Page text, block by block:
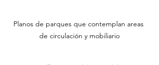
Planos de parques que contemplan areas
de circulación y mobiliario